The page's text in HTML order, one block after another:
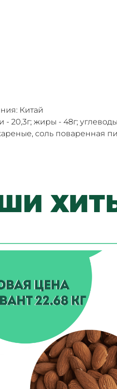
Китай
20,3г; жиры - 48г; углеводы
соль поваренная